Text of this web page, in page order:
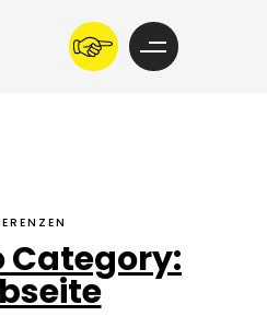
Category: